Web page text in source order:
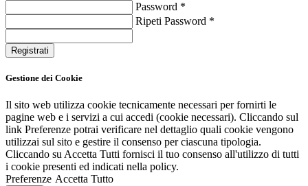
Password *
Ripeti Password *
Registrati
Gestione dei Cookie
Il sito web utilizza cookie tecnicamente necessari per fornirti le
pagine web e i servizi a cui accedi (cookie necessari). Cliccando sul
link Preferenze potrai verificare nel dettaglio quali cookie vengono
utilizzai sul sito e gestire il consenso per ciascuna tipologia.
Cliccando su Accetta Tutti fornisci il tuo consenso all'utilizzo di tutti
i cookie presenti ed indicati nella policy.
Preferenze Accetta Tutto